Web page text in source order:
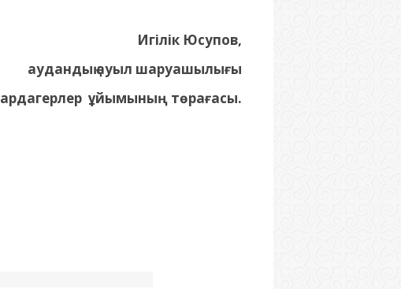
Игілік Юсупов,
аудандық ауыл шаруашылығы
ардагерлер ұйымының төрағасы.